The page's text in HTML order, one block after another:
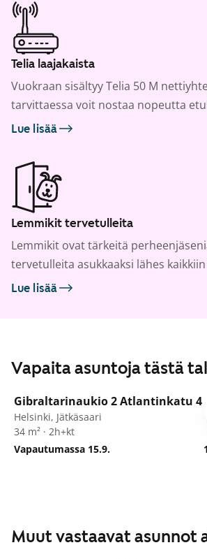
Telia laajakaista
Vuokraan sisältyy Telia 50 M
tarvittaessa voit nostaa nopeutta
Lue lisää
Lemmikit tervetulleita
Lemmikit ovat tärkeitä
tervetulleita asukkaaksi lähes
Lue lisää
Vapaita asuntoja tästä
/11
Gibraltarinaukio 2 Atlantinkatu 4
Helsinki, Jätkäsaari
34 m² · 2h+kt
Vapautumassa 15.9.
Muut vastaavat asunnot